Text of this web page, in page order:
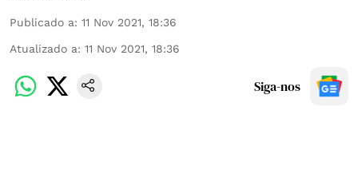
Publicado a: 11 Nov 2021, 18:36
Atualizado a: 11 Nov 2021, 18:36
Siga-nos